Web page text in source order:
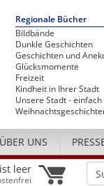
Regionale Bücher
Bildbände
Dunkle Geschichten
Geschichten und
Glücksmomente
Freizeit
Kindheit in Ihrer Stadt
Unsere Stadt -
UNS
leer